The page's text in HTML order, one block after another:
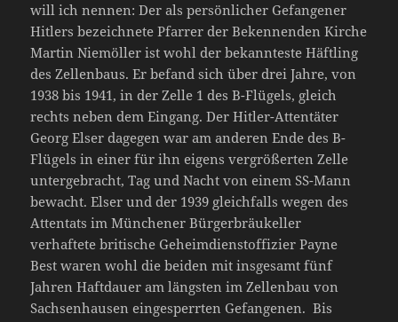
will ich nennen: Der als persönlicher Gefangener
Hitlers bezeichnete Pfarrer der Bekennenden Kirche
Martin Niemöller ist wohl der bekannteste Häftling
des Zellenbaus. Er befand sich über drei Jahre, von
1938 bis 1941, in der Zelle 1 des B-Flügels, gleich
rechts neben dem Eingang. Der Hitler-Attentäter
Georg Elser dagegen war am anderen Ende des B-
Flügels in einer für ihn eigens vergrößerten Zelle
untergebracht, Tag und Nacht von einem SS-Mann
bewacht. Elser und der 1939 gleichfalls wegen des
Attentats im Münchener Bürgerbräukeller
verhaftete britische Geheimdienstoffizier Payne
Best waren wohl die beiden mit insgesamt fünf
Jahren Haftdauer am längsten im Zellenbau von
Sachsenhausen eingesperrten Gefangenen. Bis